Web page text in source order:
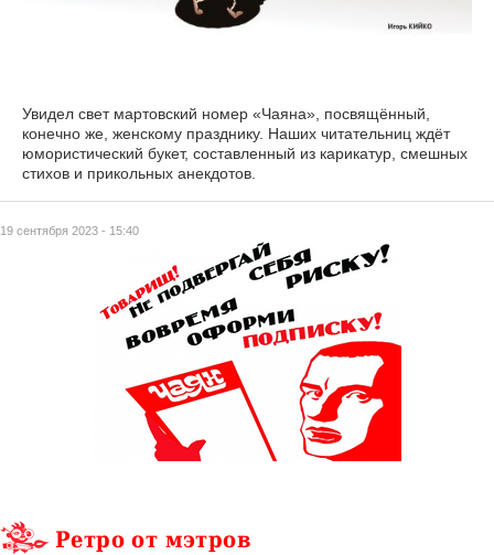
19 сентября 2023 - 15:40
Увидел свет мартовский номер «Чаяна», посвящённый,
конечно же, женскому празднику. Наших читательниц ждёт
юмористический букет, составленный из карикатур, смешных
стихов и прикольных анекдотов.
Ретро от мэтров